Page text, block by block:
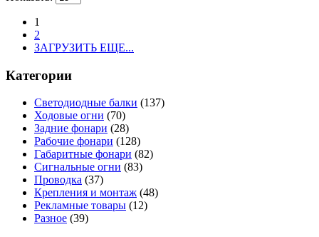
1
2
ЗАГРУЗИТЬ ЕЩЕ...
Категории
Светодиодные балки (137)
Ходовые огни (70)
Задние фонари (28)
Рабочие фонари (128)
Габаритные фонари (82)
Сигнальные огни (83)
Проводка (37)
Крепления и монтаж (48)
Рекламные товары (12)
Разное (39)